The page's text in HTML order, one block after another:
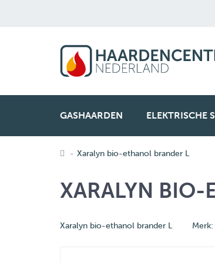
GASHAARDEN ELEKTRISCHE
Xaralyn bio-ethanol brander L
XARALYN BIO-
Xaralyn bio-ethanol brander L Merk: